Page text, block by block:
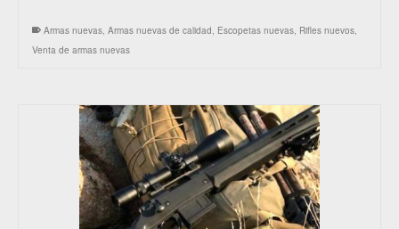
Armas nuevas, Armas nuevas de calidad, Escopetas nuevas, Rifles nuevos,
Venta de armas nuevas